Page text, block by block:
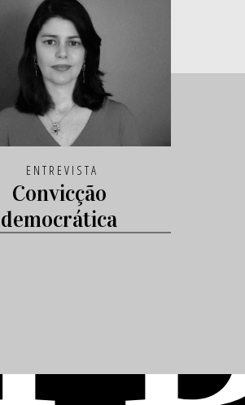
ENTREVISTA
Convicção
democrática